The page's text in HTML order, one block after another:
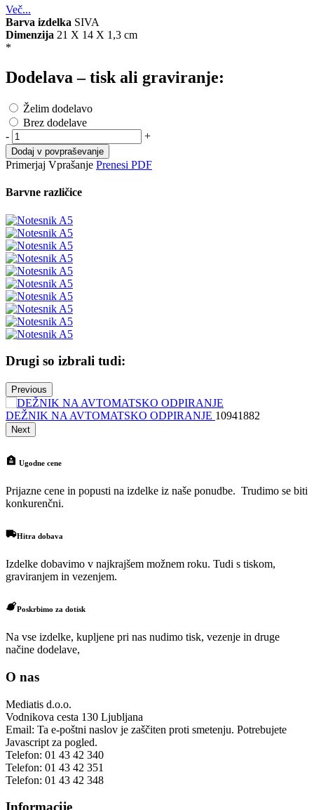
Več...
Barva izdelka SIVA
Dimenzija 21 X 14 X 1,3 cm
*
Dodelava – tisk ali graviranje:
Želim dodelavo
Brez dodelave
-
+
Dodaj v povpraševanje
Primerjaj Vprašanje Prenesi PDF
Barvne različice
Drugi so izbrali tudi:
Previous
DEŽNIK NA AVTOMATSKO ODPIRANJE 10941882
Next
Ugodne cene
Prijazne cene in popusti na izdelke iz naše ponudbe. Trudimo se biti
konkurenčni.
Hitra dobava
Izdelke dobavimo v najkrajšem možnem roku. Tudi s tiskom,
graviranjem in vezenjem.
Poskrbimo za dotisk
Na vse izdelke, kupljene pri nas nudimo tisk, vezenje in druge
načine dodelave,
O nas
Mediatis d.o.o.
Vodnikova cesta 130 Ljubljana
Email: Ta e-poštni naslov je zaščiten proti smetenju. Potrebujete
Javascript za pogled.
Telefon: 01 43 42 340
Telefon: 01 43 42 351
Telefon: 01 43 42 348